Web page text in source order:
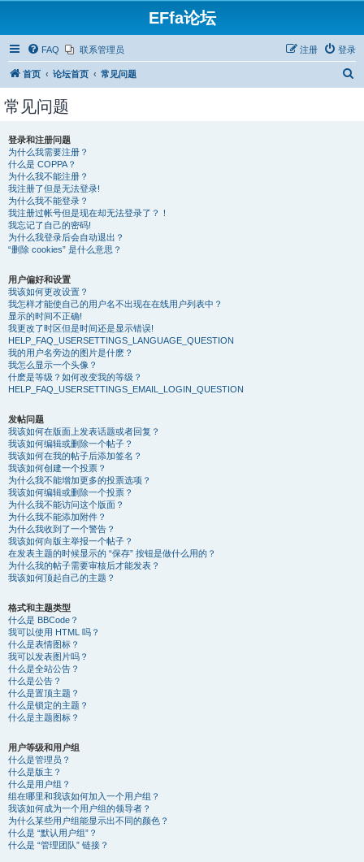
EFfa论坛
FAQ 联系管理员 登录
注册
首页 论坛首页 常见问题
常见问题
登录和注册问题
为什么我需要注册？
什么是 COPPA？
为什么我不能注册？
我注册了但是无法登录!
为什么我不能登录？
我注册过帐号但是现在却无法登录了？！
我忘记了自己的密码!
为什么我登录后会自动退出？
“删除 cookies” 是什么意思？
用户偏好和设置
我该如何更改设置？
我怎样才能使自己的用户名不出现在在线用户列表中？
显示的时间不正确!
我更改了时区但是时间还是显示错误!
HELP_FAQ_USERSETTINGS_LANGUAGE_QUESTION
我的用户名旁边的图片是什麽？
我怎么显示一个头像？
什麽是等级？如何改变我的等级？
HELP_FAQ_USERSETTINGS_EMAIL_LOGIN_QUESTION
发帖问题
我该如何在版面上发表话题或者回复？
我该如何编辑或删除一个帖子？
我该如何在我的帖子后添加签名？
我该如何创建一个投票？
为什么我不能增加更多的投票选项？
我该如何编辑或删除一个投票？
为什么我不能访问这个版面？
为什么我不能添加附件？
为什么我收到了一个警告？
我该如何向版主举报一个帖子？
在发表主题的时候显示的 “保存” 按钮是做什么用的？
为什么我的帖子需要审核后才能发表？
我该如何顶起自己的主题？
格式和主题类型
什么是 BBCode？
我可以使用 HTML 吗？
什么是表情图标？
我可以发表图片吗？
什么是全站公告？
什么是公告？
什么是置顶主题？
什么是锁定的主题？
什么是主题图标？
用户等级和用户组
什么是管理员？
什么是版主？
什么是用户组？
组在哪里和我该如何加入一个用户组？
我该如何成为一个用户组的领导者？
为什么某些用户组能显示出不同的颜色？
什么是 “默认用户组”？
什么是 “管理团队” 链接？